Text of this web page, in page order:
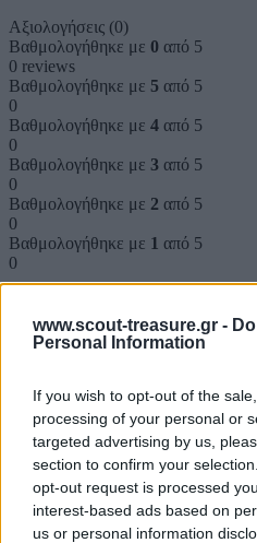
www.scout-treasure.gr -
Personal Information
If you wish to opt-out of the
processing of your personal or
targeted advertising by us,
section to confirm your
opt-out request is processed
interest-based ads based on
us or personal information
Αξιολογήσεις (0)
Βαθμολογήθηκε με 0 από 5
0 reviews
Βαθμολογήθηκε με 5 από 5
0
Βαθμολογήθηκε με 4 από 5
0
Βαθμολογήθηκε με 3 από 5
0
Βαθμολογήθηκε με 2 από 5
0
Βαθμολογήθηκε με 1 από 5
0
Δεν υπάρχει καμία αξιολόγηση
Κάνετε την πρώτη αξιολόγηση
ΜΠΑΜ (NORTH BY
Η ηλ. διεύθυνση σας δεν
σημειώνονται με*